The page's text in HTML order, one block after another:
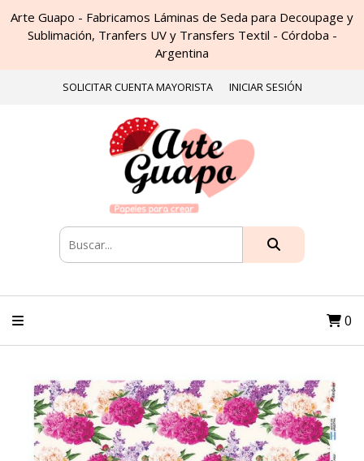
Arte Guapo - Fabricamos Láminas de Seda para Decoupage y
Sublimación, Tranfers UV y Transfers Textil - Córdoba -
Argentina
SOLICITAR CUENTA MAYORISTA INICIAR SESIÓN
0